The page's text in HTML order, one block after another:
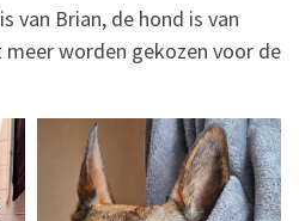
van Brian, de hond is van
meer worden gekozen voor de